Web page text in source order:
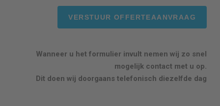
Wanneer u het formulier invult nemen wij zo snel
mogelijk contact met u op.
Dit doen wij doorgaans telefonisch diezelfde dag